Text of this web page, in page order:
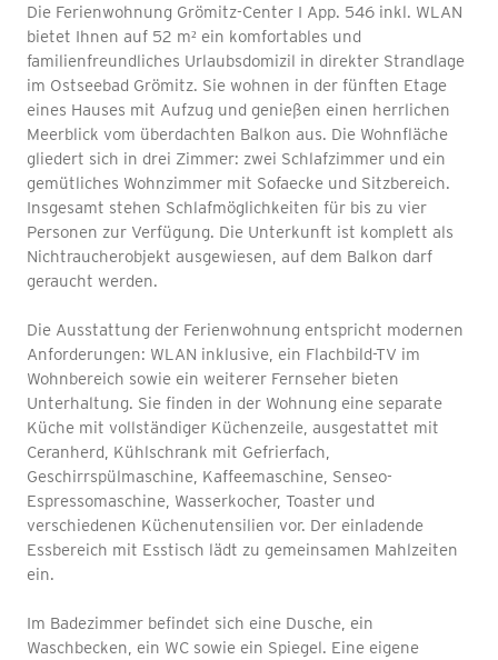
Die Ferienwohnung Grömitz-Center I App. 546 inkl. WLAN
bietet Ihnen auf 52 m² ein komfortables und
familienfreundliches Urlaubsdomizil in direkter Strandlage
im Ostseebad Grömitz. Sie wohnen in der fünften Etage
eines Hauses mit Aufzug und genießen einen herrlichen
Meerblick vom überdachten Balkon aus. Die Wohnfläche
gliedert sich in drei Zimmer: zwei Schlafzimmer und ein
gemütliches Wohnzimmer mit Sofaecke und Sitzbereich.
Insgesamt stehen Schlafmöglichkeiten für bis zu vier
Personen zur Verfügung. Die Unterkunft ist komplett als
Nichtraucherobjekt ausgewiesen, auf dem Balkon darf
geraucht werden.
Die Ausstattung der Ferienwohnung entspricht modernen
Anforderungen: WLAN inklusive, ein Flachbild-TV im
Wohnbereich sowie ein weiterer Fernseher bieten
Unterhaltung. Sie finden in der Wohnung eine separate
Küche mit vollständiger Küchenzeile, ausgestattet mit
Ceranherd, Kühlschrank mit Gefrierfach,
Geschirrspülmaschine, Kaffeemaschine, Senseo-
Espressomaschine, Wasserkocher, Toaster und
verschiedenen Küchenutensilien vor. Der einladende
Essbereich mit Esstisch lädt zu gemeinsamen Mahlzeiten
ein.
Im Badezimmer befindet sich eine Dusche, ein
Waschbecken, ein WC sowie ein Spiegel. Eine eigene